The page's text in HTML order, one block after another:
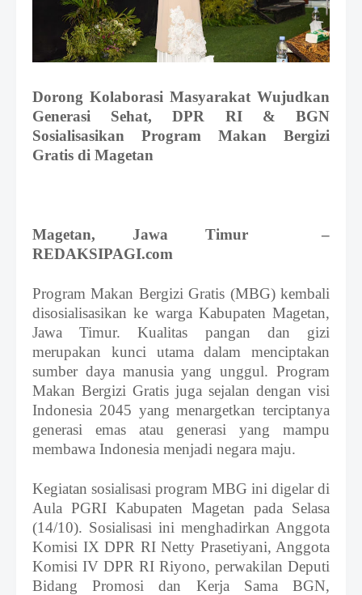
Dorong Kolaborasi Masyarakat Wujudkan
Generasi Sehat, DPR RI & BGN
Sosialisasikan Program Makan Bergizi
Gratis di Magetan
Magetan, Jawa Timur
–
REDAKSIPAGI.com
Program Makan Bergizi Gratis (MBG) kembali
disosialisasikan ke warga Kabupaten Magetan,
Jawa Timur.
Kualitas pangan dan gizi
merupakan kunci utama dalam menciptakan
sumber daya manusia yang unggul. Program
Makan Bergizi Gratis juga sejalan dengan visi
Indonesia 2045 yang menargetkan terciptanya
generasi emas atau generasi yang mampu
membawa Indonesia menjadi negara maju.
Kegiatan sosialisasi program MBG ini digelar di
Aula PGRI Kabupaten Magetan pada Selasa
(14/10). Sosialisasi ini menghadirkan Anggota
Komisi IX DPR RI Netty Prasetiyani, Anggota
Komisi IV DPR RI Riyono, perwakilan Deputi
Bidang Promosi dan Kerja Sama BGN,
i
n
W
i
t
h
f
f
T
m
p
l
a
t
e
s